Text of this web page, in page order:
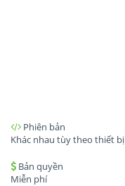
Phiên bản
Khác nhau tùy theo thiết bị
Bản quyền
Miễn phí